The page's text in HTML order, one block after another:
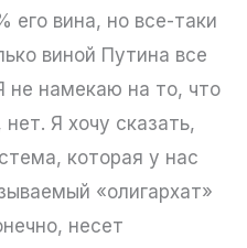
его вина, но все-таки
виной Путина все
не намекаю на то, что
Я хочу сказать,
которая у нас
«олигархат»
несет